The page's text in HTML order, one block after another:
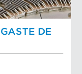
DE